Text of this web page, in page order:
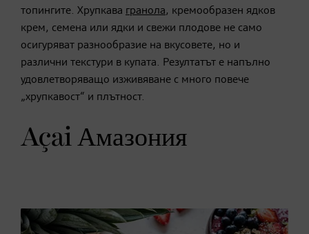
топингите. Хрупкавa гранола, кремообразен ядков
крем, семена или ядки и свежи плодове не само
осигуряват разнообразие на вкусовете, но и
различни текстури в купата. Резултатът е напълно
удовлетворяващо изживяване с много повече
„хрупкавост“ и плътност.
Açai Амазония